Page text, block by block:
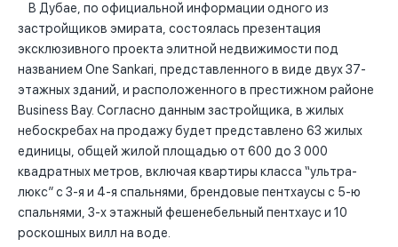
В Дубае, по официальной информации одного из
застройщиков эмирата, состоялась презентация
эксклюзивного проекта элитной недвижимости под
названием One Sankari, представленного в виде двух 37-
этажных зданий, и расположенного в престижном районе
Business Bay. Согласно данным застройщика, в жилых
небоскребах на продажу будет представлено 63 жилых
единицы, общей жилой площадью от 600 до 3 000
квадратных метров, включая квартиры класса “ультра-
люкс” с 3-я и 4-я спальнями, брендовые пентхаусы с 5-ю
спальнями, 3-х этажный фешенебельный пентхаус и 10
роскошных вилл на воде.